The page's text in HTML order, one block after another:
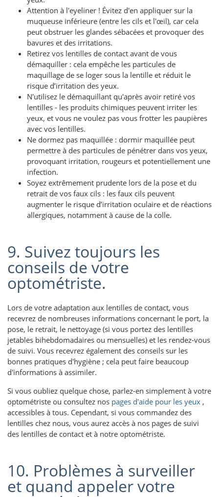
Attention à l'eyeliner ! Évitez d'en appliquer sur la
muqueuse inférieure (entre les cils et l'œil), car cela
peut obstruer les glandes sébacées et provoquer des
bavures et des irritations.
Retirez vos lentilles de contact avant de vous
démaquiller : cela empêche les particules de
maquillage de se loger sous la lentille et réduit le
risque d’irritation des yeux.
N'utilisez le démaquillant qu'après avoir retiré vos
lentilles - les produits chimiques peuvent irriter les
yeux, et vous ne voulez pas vous frotter les paupières
avec vos lentilles.
Ne dormez pas maquillée : dormir maquillée peut
permettre à des particules de pénétrer dans vos yeux,
provoquant irritation, rougeurs et potentiellement une
infection.
Soyez extrêmement prudente lors de la pose et du
retrait de vos faux cils : les faux cils peuvent
augmenter le risque d’irritation oculaire et de réactions
allergiques, notamment à cause de la colle.
9. Suivez toujours les
conseils de votre
optométriste.
Lors de votre adaptation aux lentilles de contact, vous
recevrez de nombreuses informations concernant le port, la
pose, le retrait, le nettoyage (si vous portez des lentilles
jetables bihebdomadaires ou mensuelles) et les rendez-vous
de suivi. Vous recevrez également des conseils sur les
bonnes pratiques d'hygiène ; cela peut faire beaucoup
d'informations à assimiler.
Si vous oubliez quelque chose, parlez-en simplement à votre
optométriste ou consultez nos pages d'aide pour les yeux ,
accessibles à tous. Cependant, si vous commandez des
lentilles chez nous, vous aurez accès à nos pages de suivi
des lentilles de contact et à notre optométriste.
10. Problèmes à surveiller
et quand appeler votre